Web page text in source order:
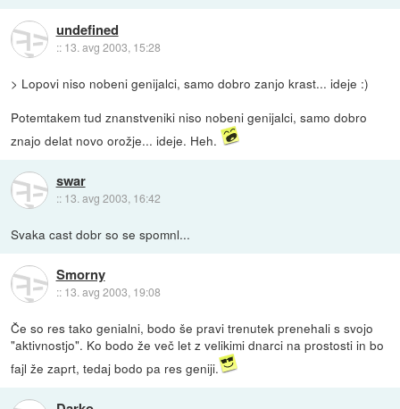
undefined
:: 13. avg 2003, 15:28
> Lopovi niso nobeni genijalci, samo dobro zanjo krast... ideje :)
Potemtakem tud znanstveniki niso nobeni genijalci, samo dobro
znajo delat novo orožje... ideje. Heh.
swar
:: 13. avg 2003, 16:42
Svaka cast dobr so se spomnl...
Smorny
:: 13. avg 2003, 19:08
Če so res tako genialni, bodo še pravi trenutek prenehali s svojo
"aktivnostjo". Ko bodo že več let z velikimi dnarci na prostosti in bo
fajl že zaprt, tedaj bodo pa res geniji.